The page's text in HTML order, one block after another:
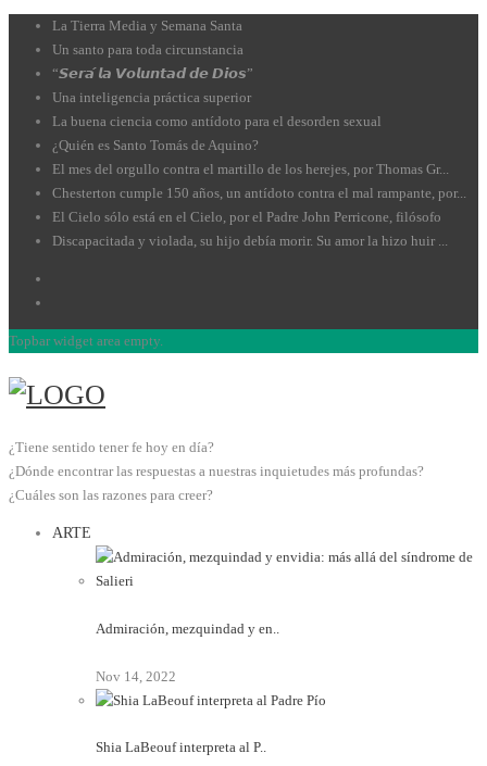
La Tierra Media y Semana Santa
Un santo para toda circunstancia
“𝙎𝙚𝙧𝙖́ 𝙡𝙖 𝙑𝙤𝙡𝙪𝙣𝙩𝙖𝙙 𝙙𝙚 𝘿𝙞𝙤𝙨”
Una inteligencia práctica superior
La buena ciencia como antídoto para el desorden sexual
¿Quién es Santo Tomás de Aquino?
El mes del orgullo contra el martillo de los herejes, por Thomas Gr...
Chesterton cumple 150 años, un antídoto contra el mal rampante, por...
El Cielo sólo está en el Cielo, por el Padre John Perricone, filósofo
Discapacitada y violada, su hijo debía morir. Su amor la hizo huir ...
Topbar widget area empty.
¿Tiene sentido tener fe hoy en día?
¿Dónde encontrar las respuestas a nuestras inquietudes más profundas?
¿Cuáles son las razones para creer?
ARTE
Admiración, mezquindad y en..
Nov 14, 2022
Shia LaBeouf interpreta al P..